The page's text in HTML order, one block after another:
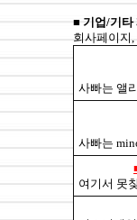
■ 기업/기타
회사페이지
사빠는 앨
사빠는
여기서 못